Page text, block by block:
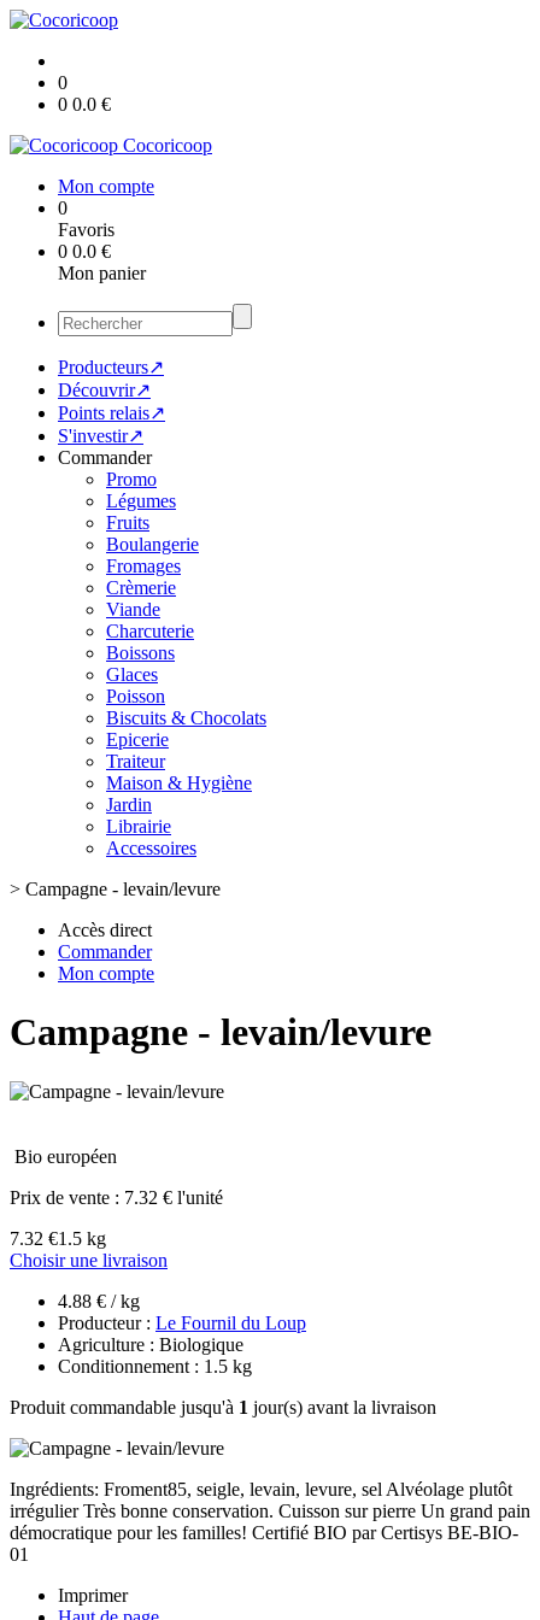
0
0 0.0 €
Cocoricoop
Mon compte
0
Favoris
0 0.0 €
Mon panier
Producteurs↗
Découvrir↗
Points relais↗
S'investir↗
Commander
Promo
Légumes
Fruits
Boulangerie
Fromages
Crèmerie
Viande
Charcuterie
Boissons
Glaces
Poisson
Biscuits & Chocolats
Epicerie
Traiteur
Maison & Hygiène
Jardin
Librairie
Accessoires
> Campagne - levain/levure
Accès direct
Commander
Mon compte
Campagne - levain/levure
Bio européen
Prix de vente : 7.32 € l'unité
7.32 €1.5 kg
Choisir une livraison
4.88 € / kg
Producteur : Le Fournil du Loup
Agriculture : Biologique
Conditionnement : 1.5 kg
Produit commandable jusqu'à 1 jour(s) avant la livraison
Ingrédients: Froment85, seigle, levain, levure, sel Alvéolage plutôt
irrégulier Très bonne conservation. Cuisson sur pierre Un grand pain
démocratique pour les familles! Certifié BIO par Certisys BE-BIO-
01
Imprimer